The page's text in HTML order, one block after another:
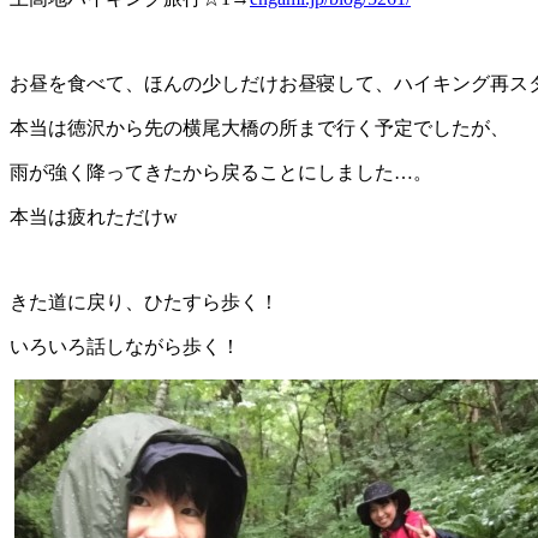
お昼を食べて、ほんの少しだけお昼寝して、ハイキング再ス
本当は徳沢から先の横尾大橋の所まで行く予定でしたが、
雨が強く降ってきたから戻ることにしました…。
本当は疲れただけw
きた道に戻り、ひたすら歩く！
いろいろ話しながら歩く！